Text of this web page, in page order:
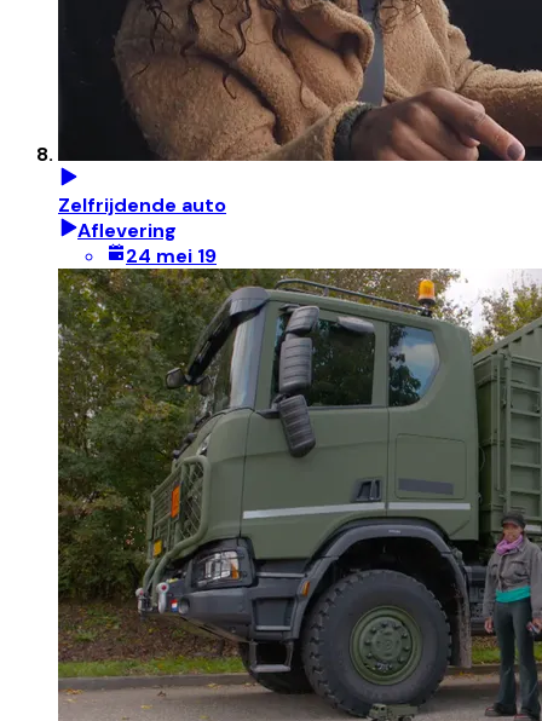
Zelfrijdende auto
Aflevering
24 mei 19